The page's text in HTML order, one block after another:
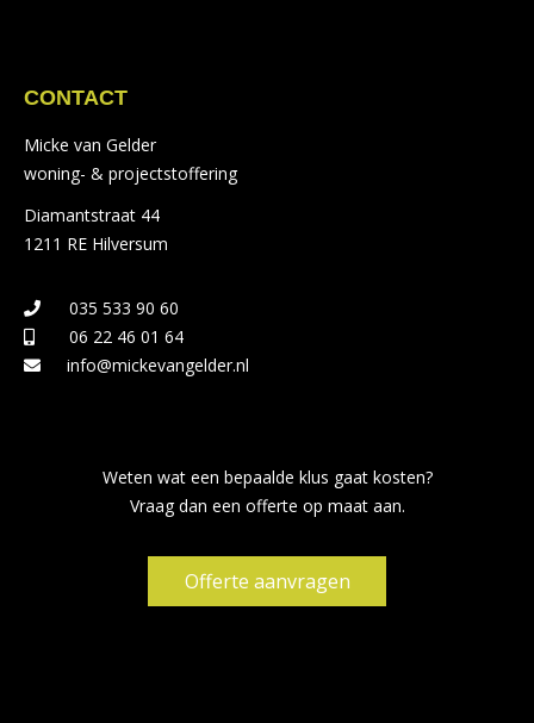
CONTACT
Micke van Gelder
woning- & projectstoffering
Diamantstraat 44
1211 RE Hilversum
035 533 90 60
06 22 46 01 64
info@mickevangelder.nl
Weten wat een bepaalde klus gaat kosten?
Vraag dan een offerte op maat aan.
Offerte aanvragen